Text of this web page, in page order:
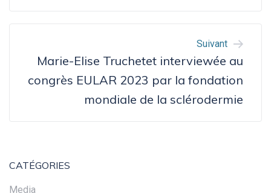
Suivant
Marie-Elise Truchetet interviewée au
congrès EULAR 2023 par la fondation
mondiale de la sclérodermie
CATÉGORIES
Media